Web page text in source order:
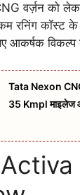
वर्ज़न को
रनिंग कॉस्ट
आकर्षक
Tata Nexon
35 Kmpl माइलेज